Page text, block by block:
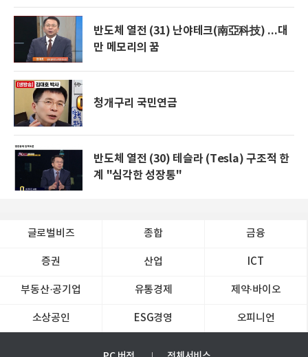
반도체 열전 (31) 난야테크(南亞科技) ...대
만 메모리의 꿈
청개구리 국민연금
반도체 열전 (30) 테슬라 (Tesla) 구조적 한
계 "심각한 성장통"
글로벌비즈 종합 금융
증권 산업 ICT
부동산·공기업 유통경제 제약∙바이오
소상공인 ESG경영 오피니언